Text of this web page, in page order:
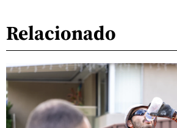
Relacionado